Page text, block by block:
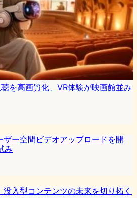
を高画質化、VR体験が映画館並み
ー空間ビデオアップロードを開
み
入型コンテンツの未来を切り拓く